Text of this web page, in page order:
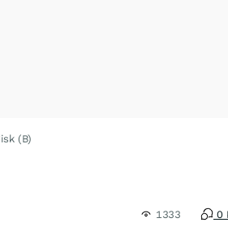
(B)
1333 0